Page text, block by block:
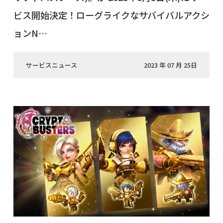
ビス開始決定！ローグライクなサバイバルアクシ
ョンN…
サービスニュース 2023 年 07 月 25日